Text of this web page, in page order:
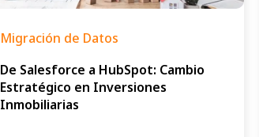
Migración de Datos
De Salesforce a HubSpot: Cambio
Estratégico en Inversiones
Inmobiliarias